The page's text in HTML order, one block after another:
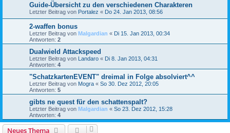
Guide-Übersicht zu den verschiedenen Charakteren
Letzter Beitrag von Portalez « Do 24. Jan 2013, 08:56
2-waffen bonus
Letzter Beitrag von Malgardian « Di 15. Jan 2013, 00:34
Antworten: 2
Dualwield Attackspeed
Letzter Beitrag von Landaro « Di 8. Jan 2013, 04:31
Antworten: 4
"SchatzkartenEVENT" dreimal in Folge absolviert^^
Letzter Beitrag von Mogra « So 30. Dez 2012, 20:05
Antworten: 5
gibts ne quest für den schattenspalt?
Letzter Beitrag von Malgardian « So 23. Dez 2012, 15:28
Antworten: 4
Neues Thema